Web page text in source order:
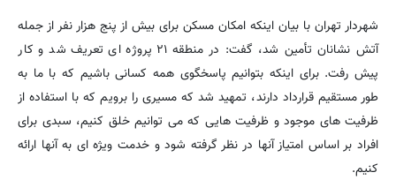
شهردار تهران با بیان اینکه امکان مسکن برای بیش از پنج هزار نفر از جمله
آتش نشانان تأمین شد، گفت: در منطقه ۲۱ پروژه ای تعریف شد و کار
پیش رفت. برای اینکه بتوانیم پاسخگوی همه کسانی باشیم که با ما به
طور مستقیم قرارداد دارند، تمهید شد که مسیری را برویم که با استفاده از
ظرفیت های موجود و ظرفیت هایی که می توانیم خلق کنیم، سبدی برای
افراد بر اساس امتیاز آنها در نظر گرفته شود و خدمت ویژه ای به آنها ارائه
کنیم.